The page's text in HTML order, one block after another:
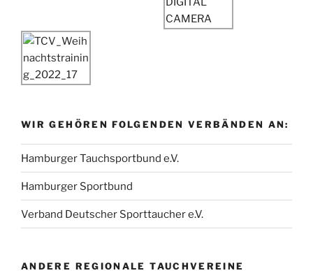
WIR GEHÖREN FOLGENDEN VERBÄNDEN AN:
Hamburger Tauchsportbund e.V.
Hamburger Sportbund
Verband Deutscher Sporttaucher e.V.
ANDERE REGIONALE TAUCHVEREINE